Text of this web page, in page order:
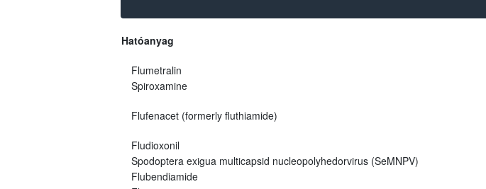
Hatóanyag
Flumetralin
Spiroxamine
Flufenacet (formerly fluthiamide)
Fludioxonil
Spodoptera exigua multicapsid nucleopolyhedorvirus (SeMNPV)
Flubendiamide